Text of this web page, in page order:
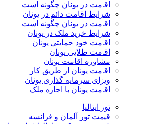
اقامت در یونان چگونه است
شرایط اقامت دائم در یونان
اقامت در یونان چگونه است
شرایط خرید ملک در یونان
اقامت خود حمایتی یونان
اقامت طلایی یونان
مشاوره اقامت یونان
اقامت یونان از طریق کار
ویزای سرمایه گذاری یونان
اقامت یونان با اجاره ملک
تور ایتالیا
قیمت تور آلمان و فرانسه